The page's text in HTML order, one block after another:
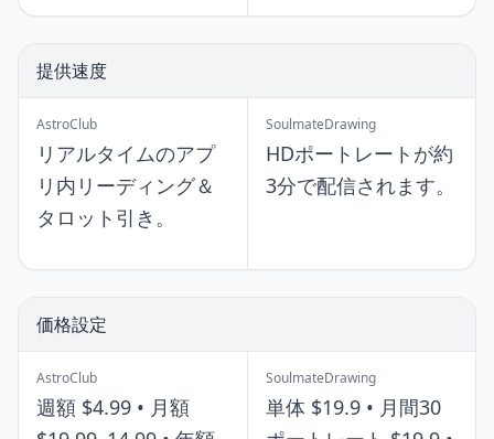
提供速度
AstroClub
リアルタイムのアプ
リ内リーディング＆
タロット引き。
SoulmateDrawing
HDポートレートが約
3分で配信されます。
価格設定
AstroClub
週額 $4.99 • 月額
SoulmateDrawing
単体 $19.9 • 月間30